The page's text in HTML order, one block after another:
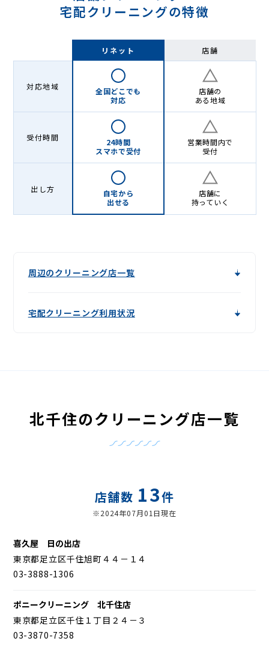
宅配クリーニングの特徴
リネット 店舗
対応地域
全国どこでも
対応
店舗の
ある地域
受付時間
24時間
スマホで受付
営業時間内で
受付
出し方
自宅から
出せる
店舗に
持っていく
周辺のクリーニング店一覧
宅配クリーニング利用状況
北千住のクリーニング店一覧
店舗数 13件
※2024年07月01日現在
喜久屋 日の出店
東京都足立区千住旭町４４－１４
03-3888-1306
ポニークリーニング 北千住店
東京都足立区千住１丁目２４－３
03-3870-7358